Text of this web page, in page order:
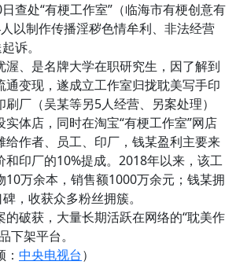
查处“有梗工作室”（临海市有梗创意有
以制作传播淫秽色情牟利、非法经营
诉。
渥、是名牌大学在职研究生，因了解到
通变现，遂成立工作室归拢耽美写手印
厂（吴某等另5人经营、另案处理）
体店，同时在淘宝“有梗工作室”网店
给作者、员工、印厂，钱某盈利主要来
和印厂的10%提成。2018年以来，该工
10万余本，销售额1000万余元；钱某拥
，收获众多粉丝拥簇。
的破获，大量长期活跃在网络的“耽美作
下架平台。
： 中央电视台）